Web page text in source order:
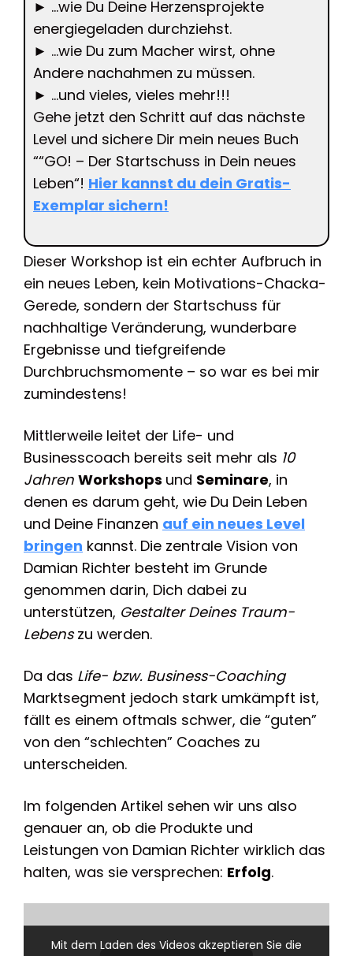
► …wie Du Deine Herzensprojekte
energiegeladen durchziehst.
► …wie Du zum Macher wirst, ohne
Andere nachahmen zu müssen.
► …und vieles, vieles mehr!!!
Gehe jetzt den Schritt auf das nächste
Level und sichere Dir mein neues Buch
““GO! – Der Startschuss in Dein neues
Leben“! Hier kannst du dein Gratis-
Exemplar sichern!
Dieser Workshop ist ein echter Aufbruch in
ein neues Leben, kein Motivations-Chacka-
Gerede, sondern der Startschuss für
nachhaltige Veränderung, wunderbare
Ergebnisse und tiefgreifende
Durchbruchsmomente – so war es bei mir
zumindestens!
Mittlerweile leitet der Life- und
Businesscoach bereits seit mehr als 10
Jahren Workshops und Seminare, in
denen es darum geht, wie Du Dein Leben
und Deine Finanzen auf ein neues Level
bringen kannst. Die zentrale Vision von
Damian Richter besteht im Grunde
genommen darin, Dich dabei zu
unterstützen, Gestalter Deines Traum-
Lebenszu werden.
Da das Life- bzw. Business-Coaching
Marktsegment jedoch stark umkämpft ist,
fällt es einem oftmals schwer, die “guten”
von den “schlechten” Coaches zu
unterscheiden.
Im folgenden Artikel sehen wir uns also
genauer an, ob die Produkte und
Leistungen von Damian Richter wirklich das
halten, was sie versprechen: Erfolg.
Mit dem Laden des Videos akzeptieren Sie die